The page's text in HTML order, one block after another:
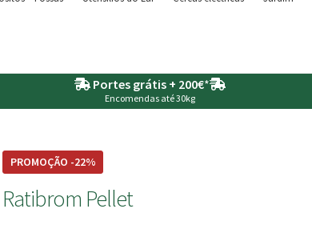
Portes grátis + 200€*
Encomendas até 30kg
PROMOÇÃO -22%
Ratibrom Pellet